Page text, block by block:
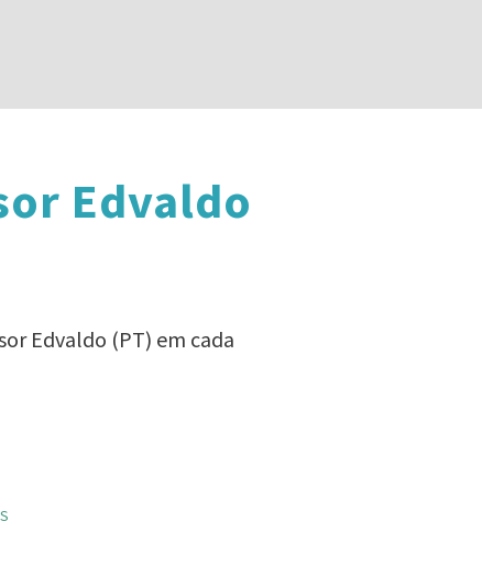
Edvaldo
Edvaldo (PT) em cada